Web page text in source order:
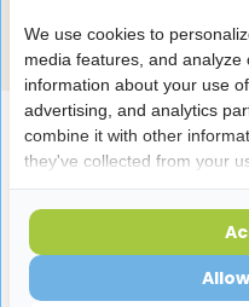
Productomschrijving
Laatst bekeken
We use cookies to
media features, and
information about your use
advertising, and analytics
combine it with other
they've collected from your